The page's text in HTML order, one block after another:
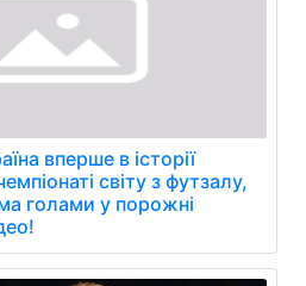
вперше в історії
світу з футзалу,
голами у порожні